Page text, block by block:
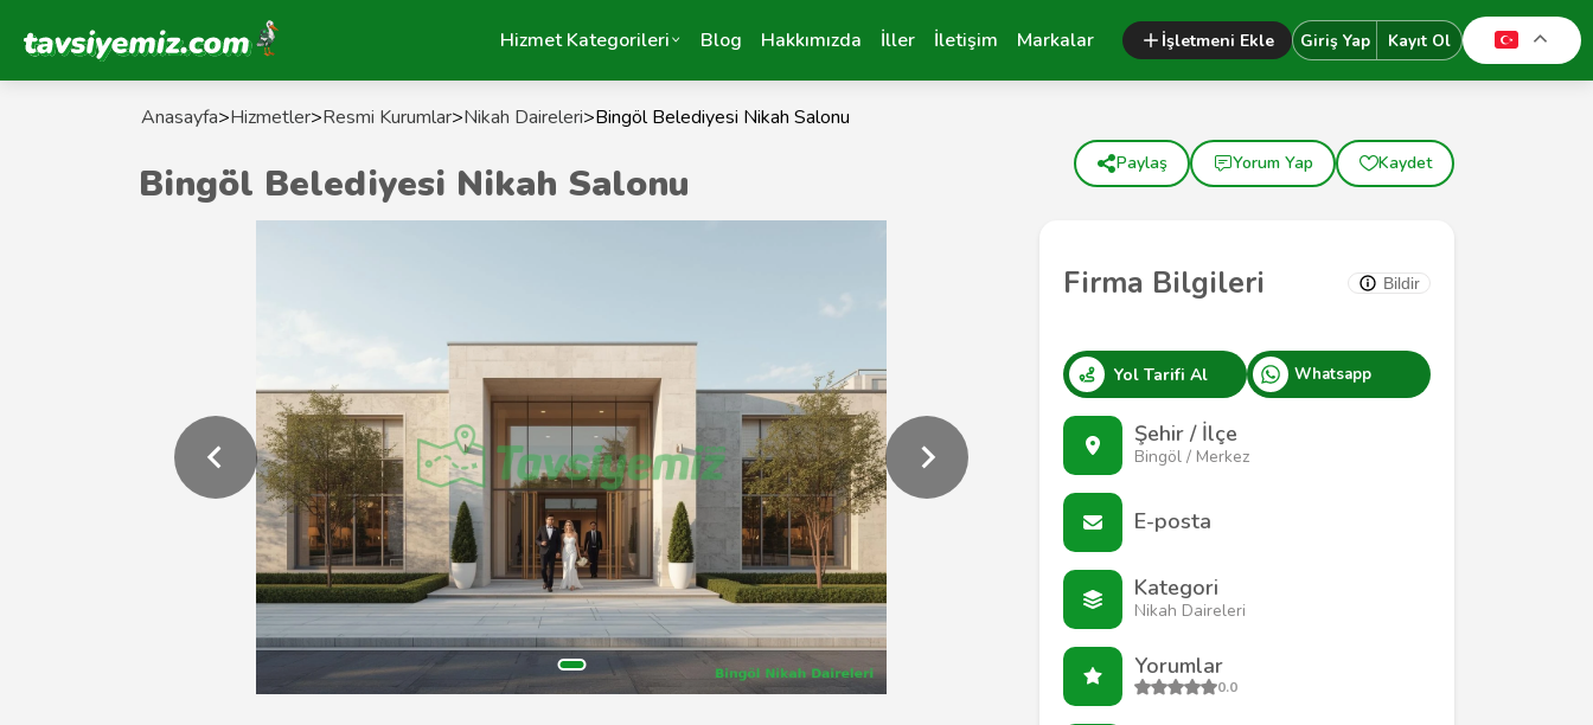
Tavsiyemiz Anasayfa Hizmet Kategorileri Blog Hakkımızda İller İletişim Markalar İşletmeni Ekle Giriş Yap Kayıt Ol
Anasayfa>Hizmetler>Resmi Kurumlar>Nikah Daireleri>Bingöl Belediyesi Nikah Salonu
Firma Bilgileri Bildir
Yol Tarifi Al Whatsapp
Şehir / İlçe
Bingöl / Merkez
E-posta
Kategori
Nikah Daireleri
Yorumlar
0.0
Bingöl Belediyesi Nikah Salonu Paylaş Yorum Yap Kaydet